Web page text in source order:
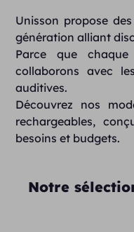
Unisson propose
génération alliant
Parce que
collaborons avec
auditives.
Découvrez nos
rechargeables,
besoins et budgets.
Notre